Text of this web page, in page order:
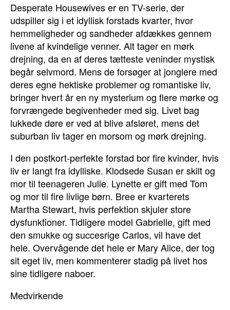
Desperate Housewives er en TV-serie, der
udspiller sig i et idyllisk forstads kvarter, hvor
hemmeligheder og sandheder afdækkes gennem
livene af kvindelige venner. Alt tager en mørk
drejning, da en af deres tætteste veninder mystisk
begår selvmord. Mens de forsøger at jonglere med
deres egne hektiske problemer og romantiske liv,
bringer hvert år en ny mysterium og flere mørke og
forvrængede begivenheder med sig. Livet bag
lukkede døre er ved at blive afsløret, mens det
suburban liv tager en morsom og mørk drejning.
I den postkort-perfekte forstad bor fire kvinder, hvis
liv er langt fra idylliske. Klodsede Susan er skilt og
mor til teenageren Julie. Lynette er gift med Tom
og mor til fire livlige børn. Bree er kvarterets
Martha Stewart, hvis perfektion skjuler store
dysfunktioner. Tidligere model Gabrielle, gift med
den smukke og succesrige Carlos, vil have det
hele. Overvågende det hele er Mary Alice, der tog
sit eget liv, men kommenterer stadig på livet hos
sine tidligere naboer.
Medvirkende